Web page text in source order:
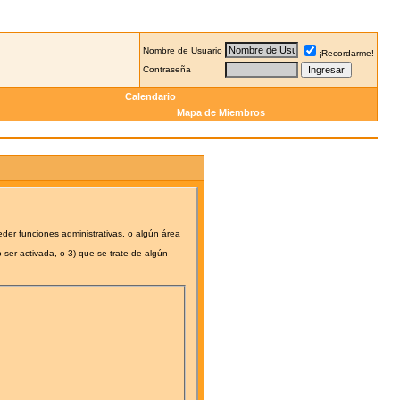
Nombre de Usuario
¡Recordarme!
Contraseña
Calendario
Mapa de Miembros
funciones administrativas, o algún área
activada, o 3) que se trate de algún